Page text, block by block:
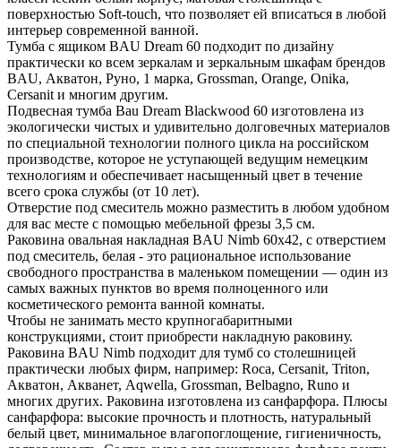
поверхностью Soft-touch, что позволяет ей вписаться в любой
интерьер современной ванной.
Тумба с ящиком BAU Dream 60 подходит по дизайну
практически ко всем зеркалам и зеркальным шкафам брендов
BAU, Акватон, Руно, 1 марка, Grossman, Orange, Onika,
Cersanit и многим другим.
Подвесная тумба Bau Dream Blackwood 60 изготовлена из
экологически чистых и удивительно долговечных материалов
по специальной технологии полного цикла на российском
производстве, которое не уступающей ведущим немецким
технологиям и обеспечивает насыщенный цвет в течение
всего срока службы (от 10 лет).
Отверстие под смеситель можно разместить в любом удобном
для вас месте с помощью мебельной фрезы 3,5 см.
Раковина овальная накладная BAU Nimb 60х42, с отверстием
под смеситель, белая - это рациональное использование
свободного пространства в маленьком помещении — один из
самых важных пунктов во время полноценного или
косметического ремонта ванной комнаты.
Чтобы не занимать место крупногабаритными
конструкциями, стоит приобрести накладную раковину.
Раковина BAU Nimb подходит для тумб со столешницей
практически любых фирм, например: Roca, Cersanit, Triton,
Акватон, Акванет, Aqwella, Grossman, Belbagno, Runo и
многих других. Раковина изготовлена из санфарфора. Плюсы
санфарфора: высокие прочность и плотность, натуральный
белый цвет, минимальное влагопоглощение, гигиеничность,